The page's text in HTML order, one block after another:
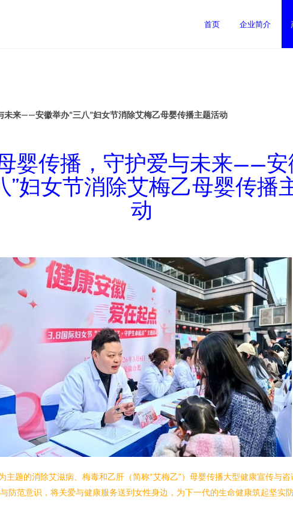
首页 企业简介
未来——安徽举办“三八”妇女节消除艾梅乙母婴传播主题活动
婴传播，守护爱与未来——安
”妇女节消除艾梅乙母婴传播
动
主题的消除艾滋病、梅毒和乙肝（简称“艾梅乙”）母婴传播大型健康宣传与
范意识，将关爱与健康服务送到女性身边，为下一代的生命健康筑起坚实防